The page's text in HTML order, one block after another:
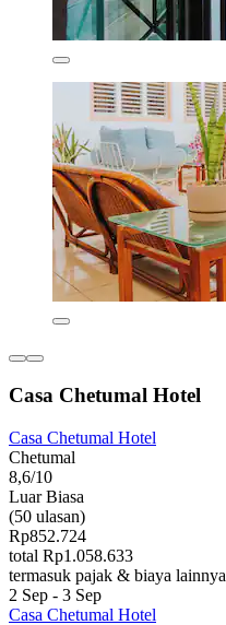
Casa Chetumal Hotel
Casa Chetumal Hotel
Chetumal
8,6/10
Luar Biasa
(50 ulasan)
Rp852.724
total Rp1.058.633
termasuk pajak & biaya lainnya
2 Sep - 3 Sep
Casa Chetumal Hotel